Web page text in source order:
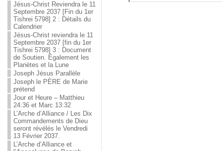
Jésus-Christ Reviendra le 11
Septembre 2037 [Fin du 1er
Tishrei 5798] 2 : Détails du
Calendrier
Jésus-Christ reviendra le 11
Septembre 2037 [fin du 1er
Tishrei 5798] 3 : Document
de Soutien. Également les
Planètes et la Lune
Joseph Jésus Parallèle
Joseph le PÈRE de Marie
prétend
Jour et Heure – Matthieu
24:36 et Marc 13:32
L’Arche d’Alliance / Les Dix
Commandements de Dieu
seront révélés le Vendredi
13 Février 2037.
L’Arche d’Alliance et